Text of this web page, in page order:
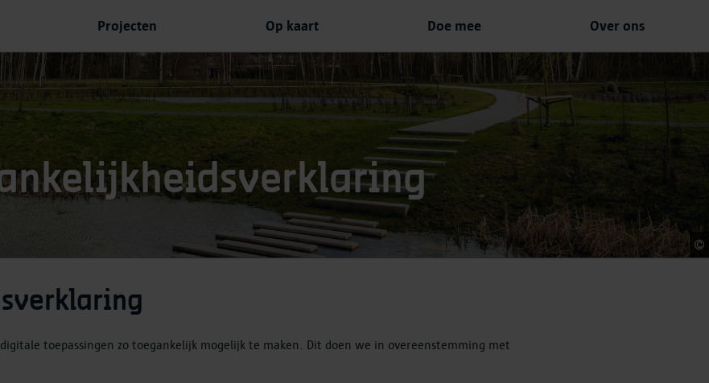
Projecten Op kaart Doe mee Over ons
toepassingen zo toegankelijk mogelijk te maken. Dit doen we in overeenstemming met